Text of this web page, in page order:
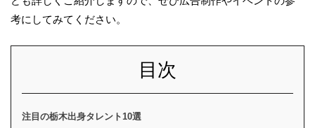
考にしてみてください。
目次
注目の栃木出身タレント10選